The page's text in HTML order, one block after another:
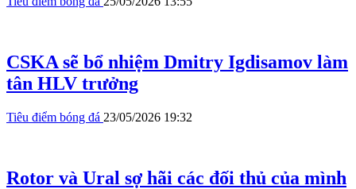
CSKA sẽ bổ nhiệm Dmitry Igdisamov làm
tân HLV trưởng
Tiêu điểm bóng đá 23/05/2026 19:32
Rotor và Ural sợ hãi các đối thủ của mình